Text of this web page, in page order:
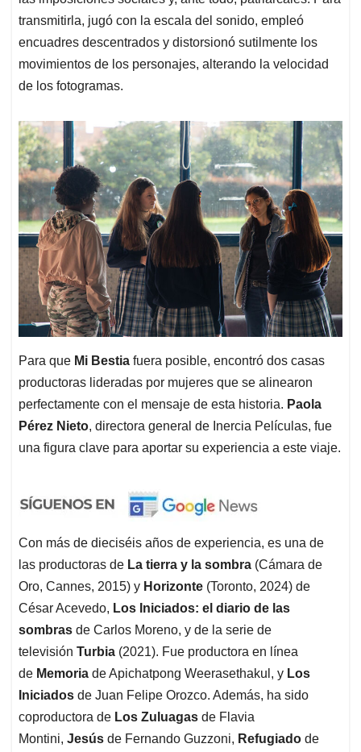
transmitirla, jugó con la escala del sonido, empleó
encuadres descentrados y distorsionó sutilmente los
movimientos de los personajes, alterando la velocidad
de los fotogramas.
Para que Mi Bestia fuera posible, encontró dos casas
productoras lideradas por mujeres que se alinearon
perfectamente con el mensaje de esta historia. Paola
Pérez Nieto, directora general de Inercia Películas, fue
una figura clave para aportar su experiencia a este viaje.
Con más de dieciséis años de experiencia, es una de
las productoras de La tierra y la sombra (Cámara de
Oro, Cannes, 2015) y Horizonte (Toronto, 2024) de
César Acevedo, Los Iniciados: el diario de las
sombras de Carlos Moreno, y de la serie de
televisión Turbia (2021). Fue productora en línea
de Memoria de Apichatpong Weerasethakul, y Los
Iniciados de Juan Felipe Orozco. Además, ha sido
coproductora de Los Zuluagas de Flavia
Montini, Jesús de Fernando Guzzoni, Refugiado de